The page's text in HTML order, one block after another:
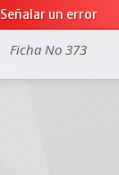
Señalar un error
Ficha No 373